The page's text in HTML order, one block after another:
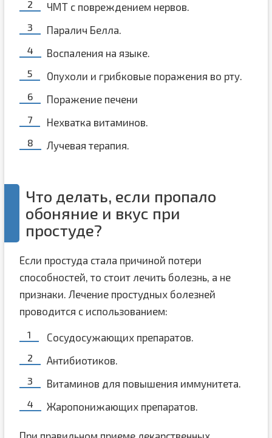
ЧМТ с повреждением нервов.
Паралич Белла.
Воспаления на языке.
Опухоли и грибковые поражения во рту.
Поражение печени
Нехватка витаминов.
Лучевая терапия.
Что делать, если пропало
обоняние и вкус при
простуде?
Если простуда стала причиной потери
способностей, то стоит лечить болезнь, а не
признаки. Лечение простудных болезней
проводится с использованием:
Сосудосужающих препаратов.
Антибиотиков.
Витаминов для повышения иммунитета.
Жаропонижающих препаратов.
При правильном приеме лекарственных